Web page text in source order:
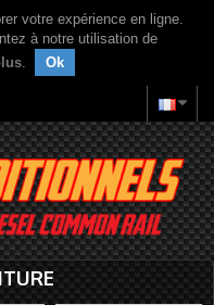
votre expérience en ligne.
à notre utilisation de
. Ok